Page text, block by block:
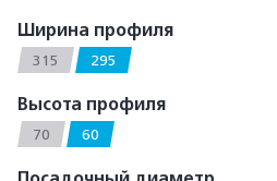
Ширина профиля
315 295
Высота профиля
70 60